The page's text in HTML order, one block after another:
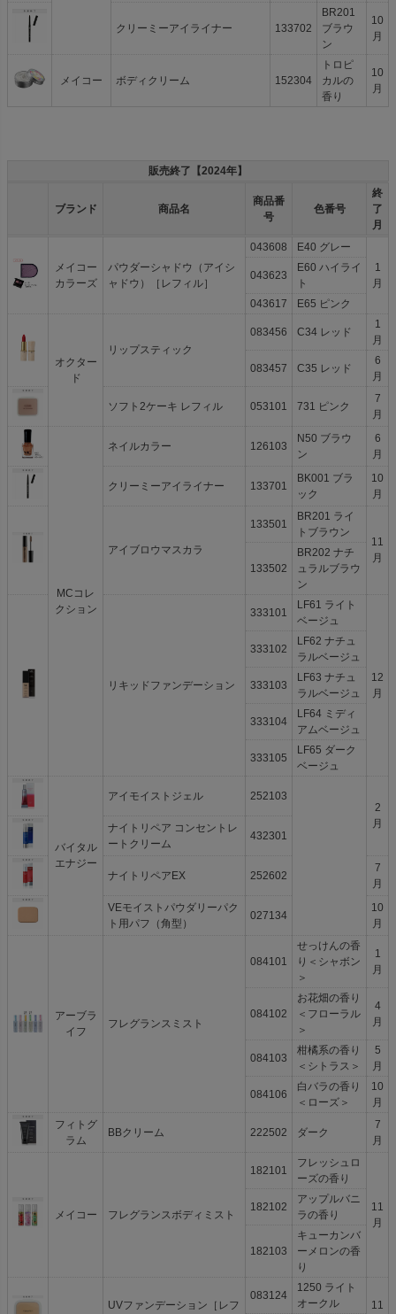
クリーミーアイライナー 133702
BR201
ブラウ
ン
10
月
メイコー ボディクリーム 152304
トロピ
カルの
香り
10
月
販売終了【2024年】
ブランド 商品名
商品番
号
色番号
終
了
月
メイコー
カラーズ
パウダーシャドウ（アイシ
ャドウ）［レフィル］
043608
E40 グレー
1
月
043623
E60 ハイライ
ト
043617
E65 ピンク
オクター
ド
リップスティック
083456 C34 レッド
1
月
083457 C35 レッド
6
月
ソフト2ケーキ レフィル 053101 731 ピンク
7
月
MCコレ
クション
ネイルカラー 126103
N50 ブラウ
ン
6
月
クリーミーアイライナー 133701
BK001 ブラ
ック
10
月
アイブロウマスカラ
133501
BR201 ライ
トブラウン
11
月
133502
BR202 ナチ
ュラルブラウ
ン
リキッドファンデーション
333101
LF61 ライト
ベージュ
12
月
333102
LF62 ナチュ
ラルベージュ
333103
LF63 ナチュ
ラルベージュ
333104
LF64 ミディ
アムベージュ
333105
LF65 ダーク
ベージュ
バイタル
エナジー
アイモイストジェル
252103
2
月
ナイトリペア コンセントレ
ートクリーム
432301
ナイトリペアEX 252602
7
月
VEモイストパウダリーパク
ト用パフ（角型）
027134
10
月
アーブラ
イフ
フレグランスミスト
084101
せっけんの香
り＜シャボン
＞
1
月
084102
お花畑の香り
＜フローラル
＞
4
月
084103
柑橘系の香り
＜シトラス＞
5
月
084106
白バラの香り
＜ローズ＞
10
月
フィトグ
ラム
BBクリーム 222502 ダーク
7
月
メイコー フレグランスボディミスト
182101
フレッシュロ
ーズの香り
11
月
182102
アップルバニ
ラの香り
182103
キューカンバ
ーメロンの香
り
UVファンデーション［レフ
083124
1250 ライト
オークル
11